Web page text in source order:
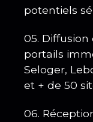
potentiels
05.
portails
Seloger,
et + de 50
06.